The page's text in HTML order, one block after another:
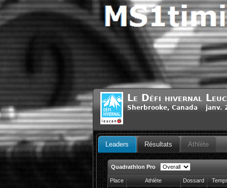
Le Défi hivernal
Sherbrooke, Canada janv.
Leaders Résultats Athlète
Quadrathlon Pro
Place Athlète Dossard